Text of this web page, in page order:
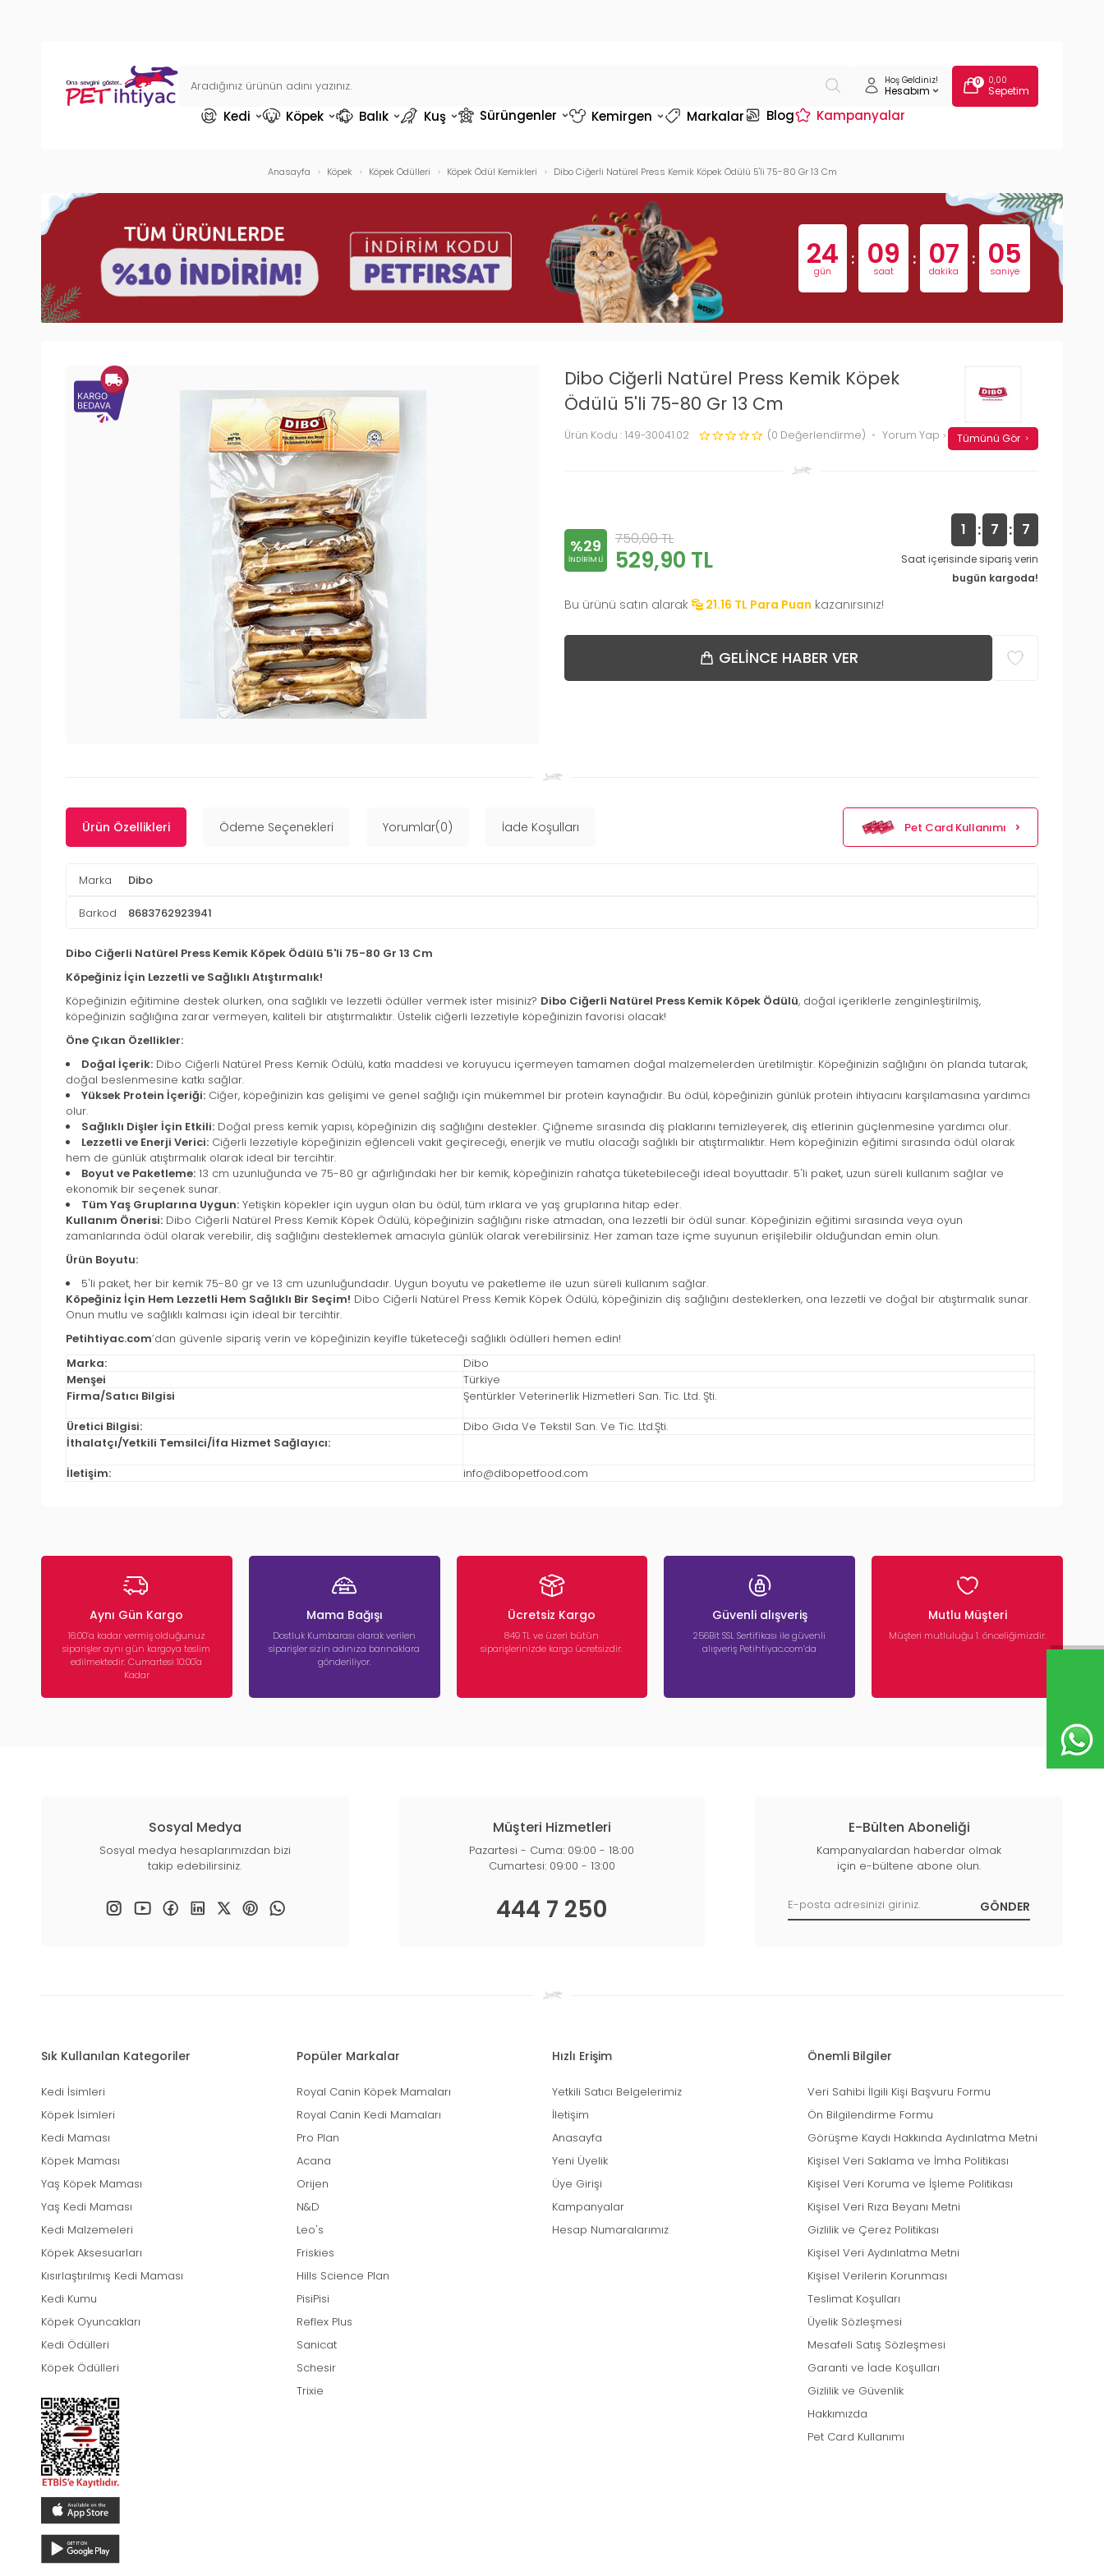
Hoş Geldiniz!
Hesabım
0 0,00
Sepetim
Kedi Köpek Balık Kuş Sürüngenler Kemirgen Markalar Blog Kampanyalar
Anasayfa Köpek Köpek Ödülleri Köpek Ödül Kemikleri Dibo Ciğerli Natürel Press Kemik Köpek Ödülü 5'li 75-80 Gr 13 Cm
24
gün
: 09
saat
: 07
dakika
: 04
saniye
Dibo Ciğerli Natürel Press Kemik Köpek
Ödülü 5'li 75-80 Gr 13 Cm
Ürün Kodu : 149-30041.02 (0 Değerlendirme) Yorum Yap Tümünü Gör
%29
INDIRIMLI
750,00TL
529,90 TL
1 : 7 : 6
Saat içerisinde sipariş verin
bugün kargoda!
Bu ürünü satın alarak 21.16 TL Para Puan kazanırsınız!
GELINCE HABER VER
Ürün Özellikleri Ödeme Seçenekleri Yorumlar(0) İade Koşulları Pet Card Kullanımı
Marka Dibo
Barkod 8683762923941
Dibo Ciğerli Natürel Press Kemik Köpek Ödülü 5'li 75-80 Gr 13 Cm
Köpeğiniz İçin Lezzetli ve Sağlıklı Atıştırmalık!
Köpeğinizin eğitimine destek olurken, ona sağlıklı ve lezzetli ödüller vermek ister misiniz? Dibo Ciğerli Natürel Press Kemik Köpek Ödülü, doğal içeriklerle zenginleştirilmiş,
köpeğinizin sağlığına zarar vermeyen, kaliteli bir atıştırmalıktır. Üstelik ciğerli lezzetiyle köpeğinizin favorisi olacak!
Öne Çıkan Özellikler:
Doğal İçerik: Dibo Ciğerli Natürel Press Kemik Ödülü, katkı maddesi ve koruyucu içermeyen tamamen doğal malzemelerden üretilmiştir. Köpeğinizin sağlığını ön planda tutarak,
doğal beslenmesine katkı sağlar.
Yüksek Protein İçeriği: Ciğer, köpeğinizin kas gelişimi ve genel sağlığı için mükemmel bir protein kaynağıdır. Bu ödül, köpeğinizin günlük protein ihtiyacını karşılamasına yardımcı
olur.
Sağlıklı Dişler İçin Etkili: Doğal press kemik yapısı, köpeğinizin diş sağlığını destekler. Çiğneme sırasında diş plaklarını temizleyerek, diş etlerinin güçlenmesine yardımcı olur.
Lezzetli ve Enerji Verici: Ciğerli lezzetiyle köpeğinizin eğlenceli vakit geçireceği, enerjik ve mutlu olacağı sağlıklı bir atıştırmalıktır. Hem köpeğinizin eğitimi sırasında ödül olarak
hem de günlük atıştırmalık olarak ideal bir tercihtir.
Boyut ve Paketleme: 13 cm uzunluğunda ve 75-80 gr ağırlığındaki her bir kemik, köpeğinizin rahatça tüketebileceği ideal boyuttadır. 5'li paket, uzun süreli kullanım sağlar ve
ekonomik bir seçenek sunar.
Tüm Yaş Gruplarına Uygun: Yetişkin köpekler için uygun olan bu ödül, tüm ırklara ve yaş gruplarına hitap eder.
Kullanım Önerisi: Dibo Ciğerli Natürel Press Kemik Köpek Ödülü, köpeğinizin sağlığını riske atmadan, ona lezzetli bir ödül sunar. Köpeğinizin eğitimi sırasında veya oyun
zamanlarında ödül olarak verebilir, diş sağlığını desteklemek amacıyla günlük olarak verebilirsiniz. Her zaman taze içme suyunun erişilebilir olduğundan emin olun.
Ürün Boyutu:
5'li paket, her bir kemik 75-80 gr ve 13 cm uzunluğundadır. Uygun boyutu ve paketleme ile uzun süreli kullanım sağlar.
Köpeğiniz İçin Hem Lezzetli Hem Sağlıklı Bir Seçim! Dibo Ciğerli Natürel Press Kemik Köpek Ödülü, köpeğinizin diş sağlığını desteklerken, ona lezzetli ve doğal bir atıştırmalık sunar.
Onun mutlu ve sağlıklı kalması için ideal bir tercihtir.
Petihtiyac.com’dan güvenle sipariş verin ve köpeğinizin keyifle tüketeceği sağlıklı ödülleri hemen edin!
Marka:
Dibo
Menşei
Türkiye
Firma/Satıcı Bilgisi
Şentürkler Veterinerlik Hizmetleri San. Tic. Ltd. Şti.
Üretici Bilgisi:
Dibo Gıda Ve Tekstil San. Ve Tic. Ltd.Şti.
İthalatçı/Yetkili Temsilci/İfa Hizmet Sağlayıcı:
İletişim:
info@dibopetfood.com
Aynı Gün Kargo
16:00’a kadar vermiş olduğunuz
siparişler aynı gün kargoya teslim
edilmektedir. Cumartesi 10:00'a
Kadar
Mama Bağışı
Dostluk Kumbarası olarak verilen
siparişler sizin adınıza barınaklara
gönderiliyor.
Ücretsiz Kargo
849 TL ve üzeri bütün
siparişlerinizde kargo ücretsizdir.
Güvenli alışveriş
256Bit SSL Sertifikası ile güvenli
alışveriş Petihtiyac.com’da
Mutlu Müşteri
Müşteri mutluluğu 1. önceliğimizdir.
Sosyal Medya
Sosyal medya hesaplarımızdan bizi
takip edebilirsiniz.
Müşteri Hizmetleri
Pazartesi - Cuma: 09:00 - 18:00
Cumartesi: 09:00 - 13:00
444 7 250
E-Bülten Aboneliği
Kampanyalardan haberdar olmak
için e-bültene abone olun.
Sık Kullanılan Kategoriler
Kedi İsimleri
Köpek İsimleri
Kedi Maması
Köpek Maması
Yaş Köpek Maması
Yaş Kedi Maması
Kedi Malzemeleri
Köpek Aksesuarları
Kısırlaştırılmış Kedi Maması
Kedi Kumu
Köpek Oyuncakları
Kedi Ödülleri
Köpek Ödülleri
Popüler Markalar
Royal Canin Köpek Mamaları
Royal Canin Kedi Mamaları
Pro Plan
Acana
Orijen
N&D
Leo's
Friskies
Hills Science Plan
PisiPisi
Reflex Plus
Sanicat
Schesir
Trixie
Hızlı Erişim
Yetkili Satıcı Belgelerimiz
İletişim
Anasayfa
Yeni Üyelik
Üye Girişi
Kampanyalar
Hesap Numaralarımız
Önemli Bilgiler
Veri Sahibi İlgili Kişi Başvuru Formu
Ön Bilgilendirme Formu
Görüşme Kaydı Hakkında Aydınlatma Metni
Kişisel Veri Saklama ve İmha Politikası
Kişisel Veri Koruma ve İşleme Politikası
Kişisel Veri Rıza Beyanı Metni
Gizlilik ve Çerez Politikası
Kişisel Veri Aydınlatma Metni
Kişisel Verilerin Korunması
Teslimat Koşulları
Üyelik Sözleşmesi
Mesafeli Satış Sözleşmesi
Garanti ve İade Koşulları
Gizlilik ve Güvenlik
Hakkımızda
Pet Card Kullanımı